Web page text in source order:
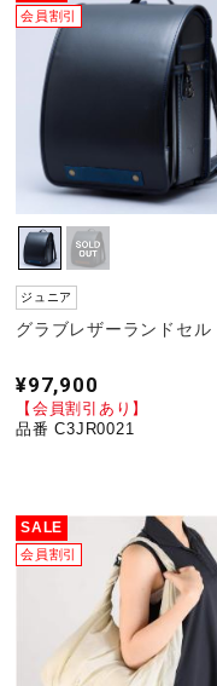
会員割引
ジュニア
グラブレザーランドセル
¥97,900
【会員割引あり】
品番 C3JR0021
SALE
会員割引